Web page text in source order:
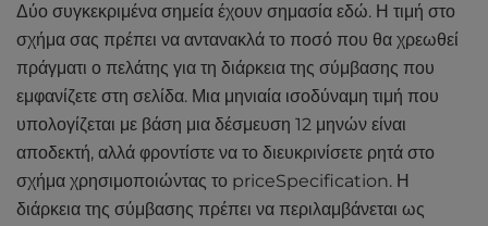
Δύο συγκεκριμένα σημεία έχουν σημασία εδώ. Η τιμή στο
σχήμα σας πρέπει να αντανακλά το ποσό που θα χρεωθεί
πράγματι ο πελάτης για τη διάρκεια της σύμβασης που
εμφανίζετε στη σελίδα. Μια μηνιαία ισοδύναμη τιμή που
υπολογίζεται με βάση μια δέσμευση 12 μηνών είναι
αποδεκτή, αλλά φροντίστε να το διευκρινίσετε ρητά στο
σχήμα χρησιμοποιώντας το priceSpecification. Η
διάρκεια της σύμβασης πρέπει να περιλαμβάνεται ως